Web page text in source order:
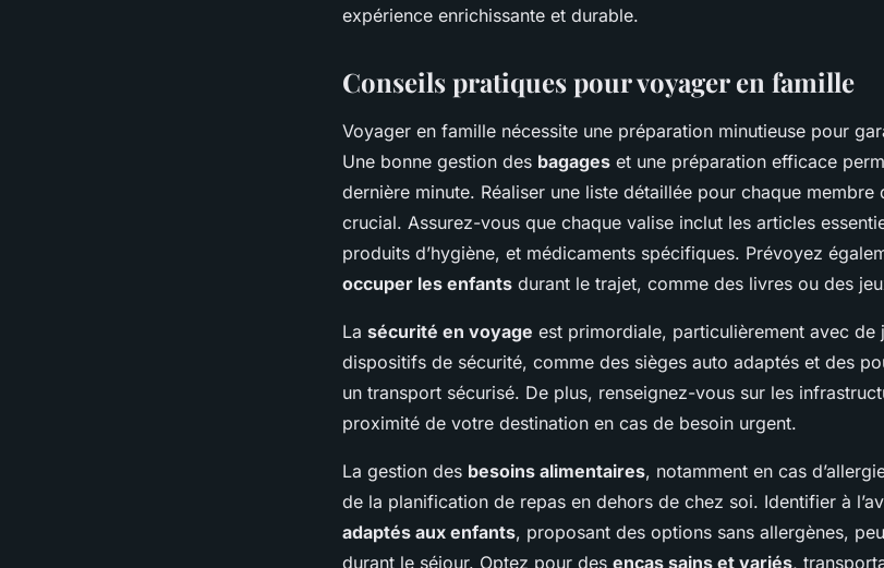
expérience enrichissante et durable.
Conseils pratiques pour voyager en famille
Voyager en famille nécessite une préparation minutieuse pour
Une bonne gestion des bagages et une préparation efficace
dernière minute. Réaliser une liste détaillée pour chaque membre
crucial. Assurez-vous que chaque valise inclut les articles
produits d’hygiène, et médicaments spécifiques. Prévoyez
occuper les enfants durant le trajet, comme des livres ou des
La sécurité en voyage est primordiale, particulièrement avec de
dispositifs de sécurité, comme des sièges auto adaptés et des
un transport sécurisé. De plus, renseignez-vous sur les
proximité de votre destination en cas de besoin urgent.
La gestion des besoins alimentaires, notamment en cas
de la planification de repas en dehors de chez soi. Identifier à
adaptés aux enfants, proposant des options sans allergènes,
durant le séjour. Optez pour des encas sains et variés,